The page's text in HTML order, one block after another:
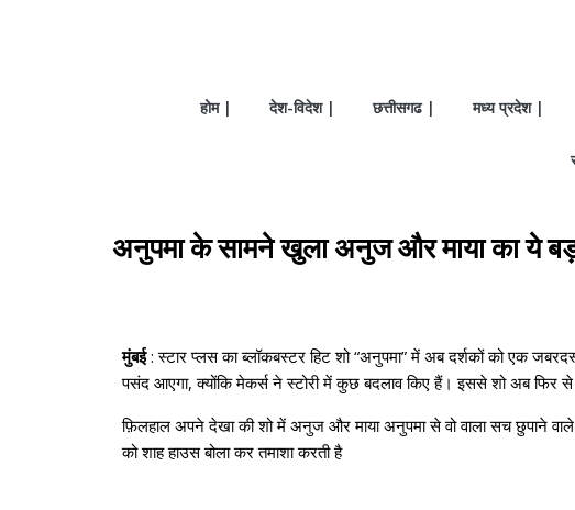
होम | देश-विदेश | छत्तीसगढ | मध्य प्रदेश |
अनुपमा के सामने खुला अनुज और माया का ये
मुंबई: स्टार प्लस का ब्लॉकबस्टर हिट शो “अनुपमा” में अब दर्शकों को एक
पसंद आएगा, क्योंकि मेकर्स ने स्टोरी में कुछ बदलाव किए हैं। इससे शो अब फिर
फ़िलहाल अपने देखा की शो में अनुज और माया अनुपमा से वो वाला सच छुपाने
को शाह हाउस बोला कर तमाशा करती है